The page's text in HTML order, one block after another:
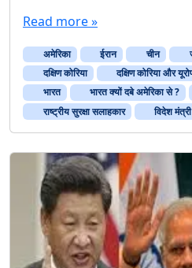
का
से
?
Read more »
अमेरिका ईरान चीन
दक्षिण कोरिया
दक्षिण कोरिया और
भारत
भारत क्यों दबे अमेरिका से ?
राष्ट्रीय सुरक्षा सलाहकार
विदेश